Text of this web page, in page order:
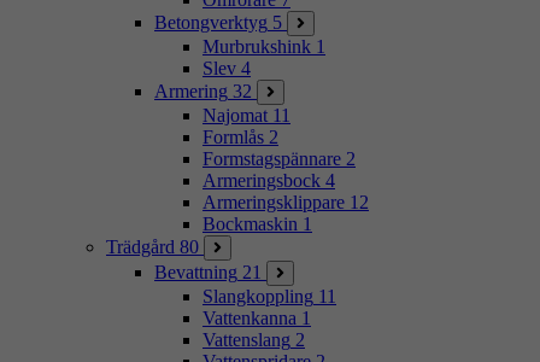
Betongverktyg 5
Murbrukshink 1
Slev 4
Armering 32
Najomat 11
Formlås 2
Formstagspännare 2
Armeringsbock 4
Armeringsklippare 12
Bockmaskin 1
Trädgård 80
Bevattning 21
Slangkoppling 11
Vattenkanna 1
Vattenslang 2